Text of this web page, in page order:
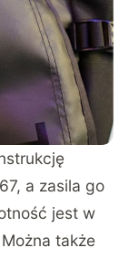
a zasila go
jest w
także